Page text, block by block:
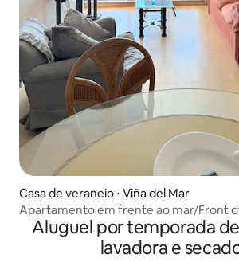
Casa de veraneio ⋅ Viña del Mar
Apartamento em frente ao mar/Front
Aluguel por temporada
lavadora e